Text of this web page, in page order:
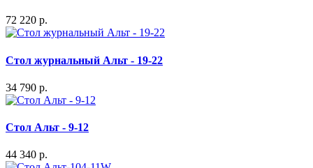
72 220 р.
Стол журнальный Альт - 19-22
34 790 р.
Стол Альт - 9-12
44 340 р.